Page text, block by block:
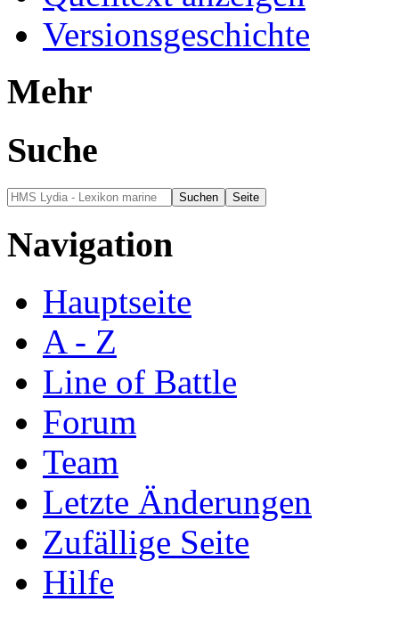
Versionsgeschichte
Mehr
Suche
Navigation
Hauptseite
A - Z
Line of Battle
Forum
Team
Letzte Änderungen
Zufällige Seite
Hilfe